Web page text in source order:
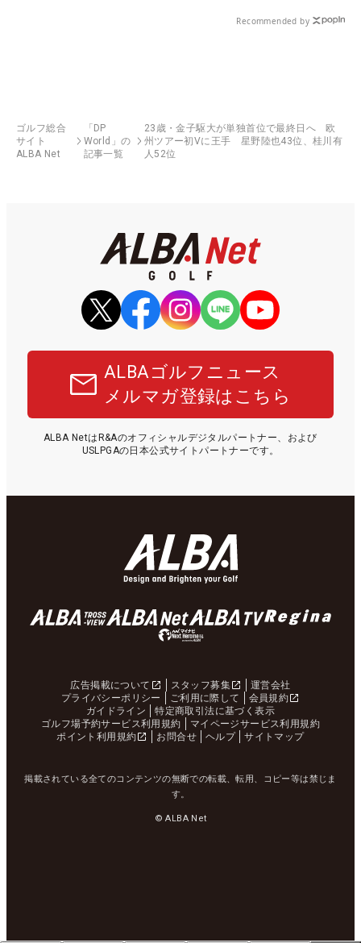
Recommended by
ゴルフ総合
サイト
ALBA Net
「DP
World」の
記事一覧
23歳・金子駆大が単独首位で最終日へ 欧
州ツアー初Vに王手 星野陸也43位、桂川有
人52位
ALBAゴルフニュース
メルマガ登録はこちら
ALBA NetはR&Aのオフィシャルデジタルパートナー、および
USLPGAの日本公式サイトパートナーです。
広告掲載について スタッフ募集
運営会社
プライバシーポリシー
ご利用に際して
会員規約
ガイドライン
特定商取引法に基づく表示
ゴルフ場予約サービス利用規約
マイページサービス利用規約
ポイント利用規約
お問合せ ヘルプ サイトマップ
掲載されている全てのコンテンツの無断での転載、転用、コピー等は禁じま
す。
© ALBA Net